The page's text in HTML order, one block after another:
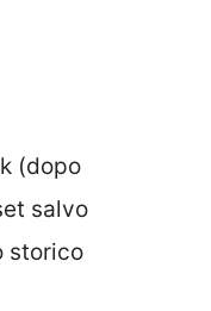
(dopo
salvo
storico